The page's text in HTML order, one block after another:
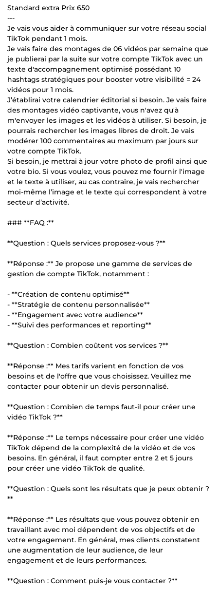
Standard extra Prix 650
---
Je vais vous aider à communiquer sur votre réseau social
TikTok pendant 1 mois.
Je vais faire des montages de 06 vidéos par semaine que
je publierai par la suite sur votre compte TikTok avec un
texte d'accompagnement optimisé possédant 10
hashtags stratégiques pour booster votre visibilité = 24
vidéos pour 1 mois.
J’établirai votre calendrier éditorial si besoin. Je vais faire
des montages vidéo captivante, vous n'avez qu'à
m'envoyer les images et les vidéos à utiliser. Si besoin, je
pourrais rechercher les images libres de droit. Je vais
modérer 100 commentaires au maximum par jours sur
votre compte TikTok.
Si besoin, je mettrai à jour votre photo de profil ainsi que
votre bio. Si vous voulez, vous pouvez me fournir l'image
et le texte à utiliser, au cas contraire, je vais rechercher
moi-même l’image et le texte qui correspondent à votre
secteur d’activité.
### **FAQ :**
**Question : Quels services proposez-vous ?**
**Réponse :** Je propose une gamme de services de
gestion de compte TikTok, notamment :
- **Création de contenu optimisé**
- **Stratégie de contenu personnalisée**
- **Engagement avec votre audience**
- **Suivi des performances et reporting**
**Question : Combien coûtent vos services ?**
**Réponse :** Mes tarifs varient en fonction de vos
besoins et de l'offre que vous choisissez. Veuillez me
contacter pour obtenir un devis personnalisé.
**Question : Combien de temps faut-il pour créer une
vidéo TikTok ?**
**Réponse :** Le temps nécessaire pour créer une vidéo
TikTok dépend de la complexité de la vidéo et de vos
besoins. En général, il faut compter entre 2 et 5 jours
pour créer une vidéo TikTok de qualité.
**Question : Quels sont les résultats que je peux obtenir ?
**
**Réponse :** Les résultats que vous pouvez obtenir en
travaillant avec moi dépendent de vos objectifs et de
votre engagement. En général, mes clients constatent
une augmentation de leur audience, de leur
engagement et de leurs performances.
**Question : Comment puis-je vous contacter ?**